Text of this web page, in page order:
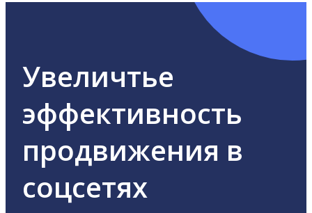
Увеличтье
эффективность
продвижения в
соцсетях